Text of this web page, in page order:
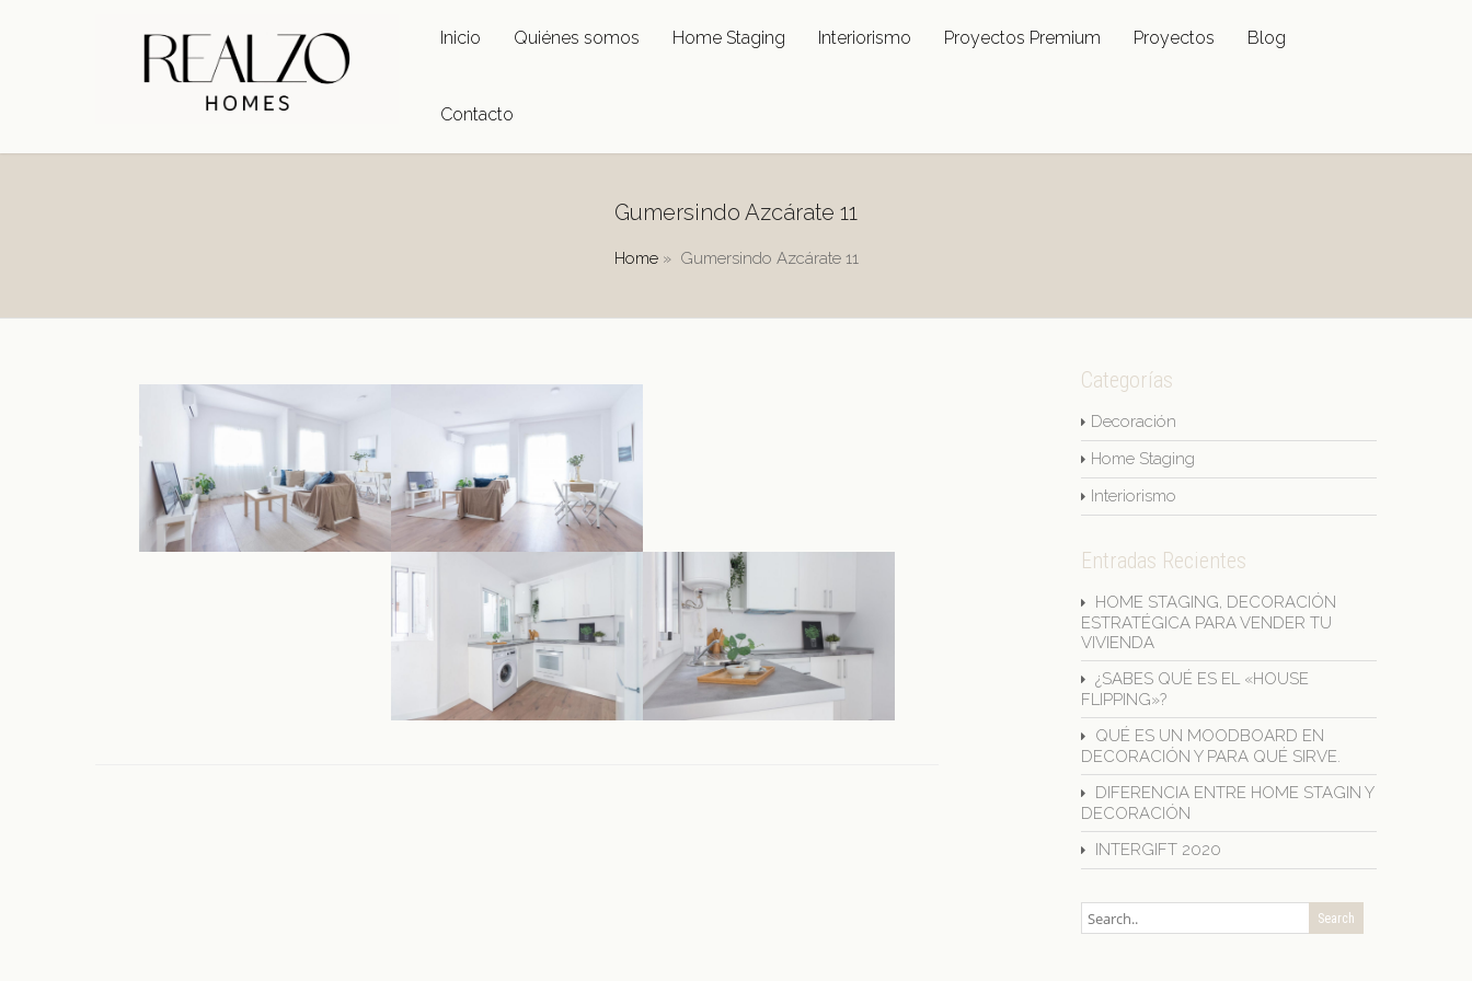
Inicio Quiénes somos Home Staging Interiorismo Proyectos Premium Proyectos Blog
Contacto
Gumersindo Azcárate 11
Home» Gumersindo Azcárate 11
Categorías
Decoración
Home Staging
Interiorismo
Entradas Recientes
HOME STAGING, DECORACIÓN
ESTRATÉGICA PARA VENDER TU
VIVIENDA
¿SABES QUÉ ES EL «HOUSE
FLIPPING»?
QUÉ ES UN MOODBOARD EN
DECORACIÓN Y PARA QUÉ SIRVE.
DIFERENCIA ENTRE HOME STAGIN Y
DECORACIÓN
INTERGIFT 2020